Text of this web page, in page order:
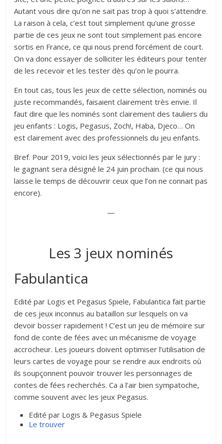
Autant vous dire qu’on ne sait pas trop à quoi s’attendre.
La raison à cela, c’est tout simplement qu’une grosse
partie de ces jeux ne sont tout simplement pas encore
sortis en France, ce qui nous prend forcément de court.
On va donc essayer de solliciter les éditeurs pour tenter
de les recevoir et les tester dès qu’on le pourra.
En tout cas, tous les jeux de cette sélection, nominés ou
juste recommandés, faisaient clairement très envie. Il
faut dire que les nominés sont clairement des tauliers du
jeu enfants : Logis, Pegasus, Zoch!, Haba, Djeco… On
est clairement avec des professionnels du jeu enfants.
Bref. Pour 2019, voici les jeux sélectionnés par le jury :
le gagnant sera désigné le 24 juin prochain. (ce qui nous
laisse le temps de découvrir ceux que l’on ne connait pas
encore).
—
Les 3 jeux nominés
Fabulantica
Edité par Logis et Pegasus Spiele, Fabulantica fait partie
de ces jeux inconnus au bataillon sur lesquels on va
devoir bosser rapidement ! C’est un jeu de mémoire sur
fond de conte de fées avec un mécanisme de voyage
accrocheur. Les joueurs doivent optimiser l’utilisation de
leurs cartes de voyage pour se rendre aux endroits où
ils soupçonnent pouvoir trouver les personnages de
contes de fées recherchés. Ca a l’air bien sympatoche,
comme souvent avec les jeux Pegasus.
Edité par Logis & Pegasus Spiele
Le trouver